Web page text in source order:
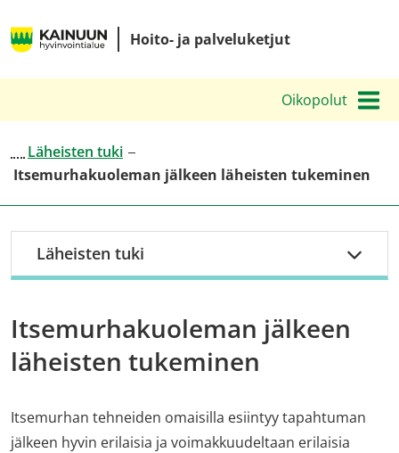
sisältöön
Oikopolut
Kainuun
Hoito- ja palveluketjut
Läheisten tuki
Itsemurhakuoleman jälkeen läheisten tukeminen
Läheisten tuki
Itsemurhakuoleman jälkeen
läheisten tukeminen
Itsemurhan tehneiden omaisilla esiintyy tapahtuman
jälkeen hyvin erilaisia ja voimakkuudeltaan erilaisia